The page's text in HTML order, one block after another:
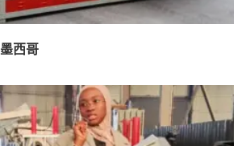
西哥